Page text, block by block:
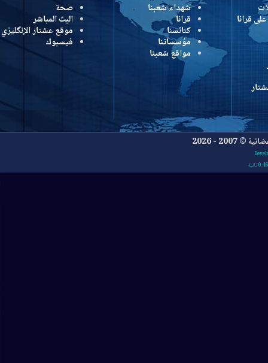
شهداء شعبنا
قرانا
كنائسنا
مؤسساتنا
مواقع شعبنا
صحة
البث المباشر
موقع عشتار الإنگليزي
فيسبوك
2026